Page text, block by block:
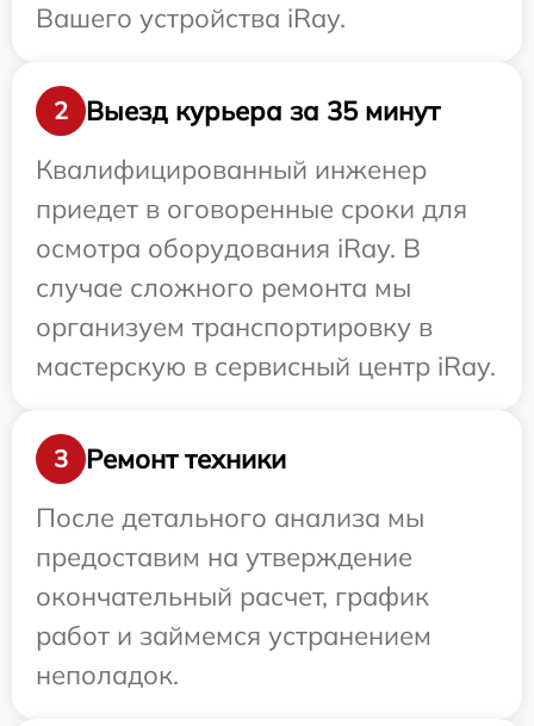
Вашего устройства iRay.
2
Выезд курьера за 35 минут
Квалифицированный инженер
приедет в оговоренные сроки для
осмотра оборудования iRay. В
случае сложного ремонта мы
организуем транспортировку в
мастерскую в сервисный центр iRay.
3
Ремонт техники
После детального анализа мы
предоставим на утверждение
окончательный расчет, график
работ и займемся устранением
неполадок.